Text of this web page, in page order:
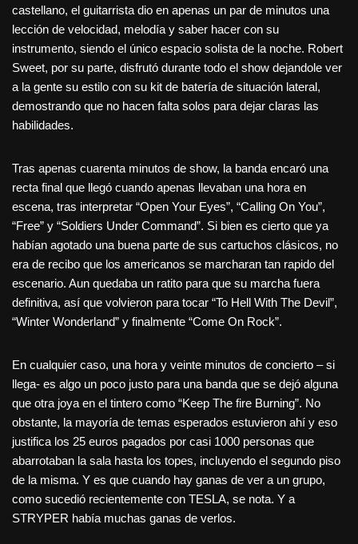
castellano, el guitarrista dio en apenas un par de minutos una
lección de velocidad, melodía y saber hacer con su
instrumento, siendo el único espacio solista de la noche. Robert
Sweet, por su parte, disfrutó durante todo el show dejandole ver
a la gente su estilo con su kit de batería de situación lateral,
demostrando que no hacen falta solos para dejar claras las
habilidades.
Tras apenas cuarenta minutos de show, la banda encaró una
recta final que llegó cuando apenas llevaban una hora en
escena, tras interpretar “Open Your Eyes”, “Calling On You”,
“Free” y “Soldiers Under Command”. Si bien es cierto que ya
habían agotado una buena parte de sus cartuchos clásicos, no
era de recibo que los americanos se marcharan tan rapido del
escenario. Aun quedaba un ratito para que su marcha fuera
definitiva, así que volvieron para tocar “To Hell With The Devil”,
“Winter Wonderland” y finalmente “Come On Rock”.
En cualquier caso, una hora y veinte minutos de concierto – si
llega- es algo un poco justo para una banda que se dejó alguna
que otra joya en el tintero como “Keep The fire Burning”. No
obstante, la mayoría de temas esperados estuvieron ahí y eso
justifica los 25 euros pagados por casi 1000 personas que
abarrotaban la sala hasta los topes, incluyendo el segundo piso
de la misma. Y es que cuando hay ganas de ver a un grupo,
como sucedió recientemente con TESLA, se nota. Y a
STRYPER había muchas ganas de verlos.